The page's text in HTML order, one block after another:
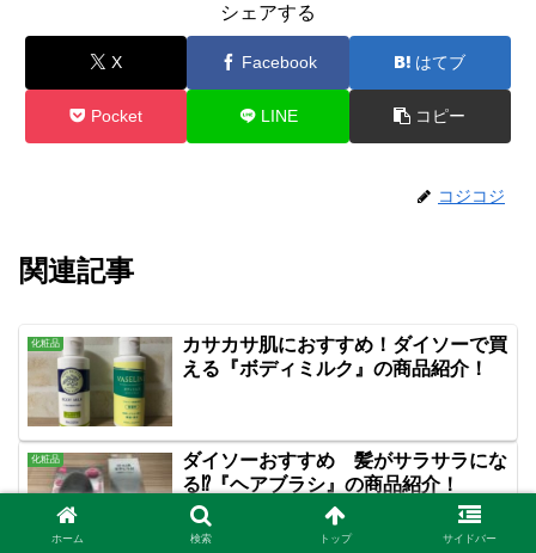
シェアする
X Facebook はてブ
Pocket LINE コピー
コジコジ
関連記事
化粧品
カサカサ肌におすすめ！ダイソーで買
える『ボディミルク』の商品紹介！
化粧品
ダイソーおすすめ 髪がサラサラにな
る⁉『ヘアブラシ』の商品紹介！
ホーム 検索 トップ サイドバー